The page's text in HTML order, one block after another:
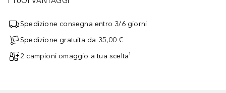
Spedizione consegna entro 3/6 giorni
Spedizione gratuita da 35,00 €
2 campioni omaggio a tua scelta¹